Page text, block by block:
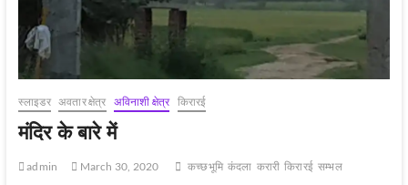
स्‍लाइडर अवतार क्षेत्र अविनाशी क्षेत्र किरारई
मंदिर के बारे में
admin March 30, 2020 कच्‍छभूमि कंदला करारी किरारई सम्‍भल